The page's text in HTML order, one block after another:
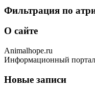
Фильтрация по
О сайте
Animalhope.ru
Информационный
Новые записи